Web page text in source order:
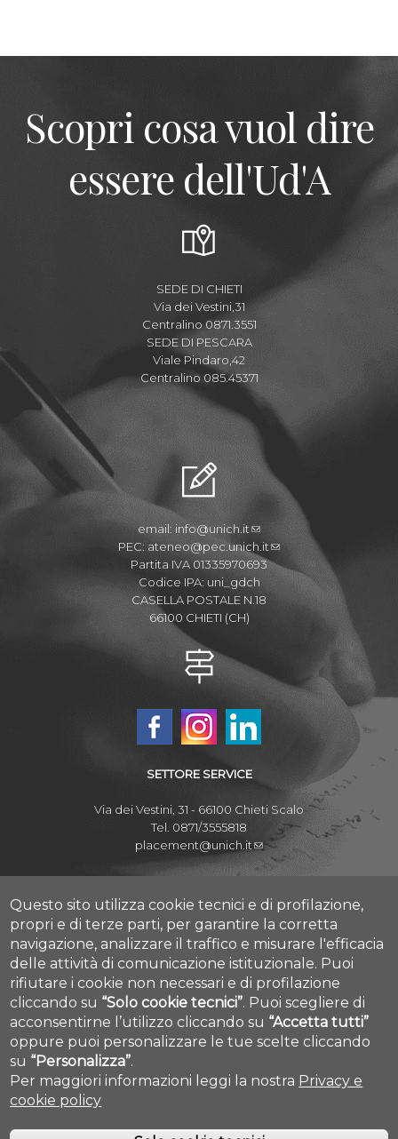
Scopri cosa vuol dire
essere dell'Ud'A
SEDE DI CHIETI
Via dei Vestini,31
Centralino 0871.3551
SEDE DI PESCARA
Viale Pindaro,42
Centralino 085.45371
email: info@unich.it
PEC: ateneo@pec.unich.it
Partita IVA 01335970693
Codice IPA: uni_gdch
CASELLA POSTALE N.18
66100 CHIETI (CH)
SETTORE SERVICE
Via dei Vestini, 31 - 66100 Chieti Scalo
Tel. 0871/3555818
placement@unich.it
Mappa Campus Chieti
Mappa Campus Pescara
Amministrazione Trasparente
Privacy
Contatti
Cookie settings
Questo sito utilizza cookie tecnici e di profilazione,
propri e di terze parti, per garantire la corretta
navigazione, analizzare il traffico e misurare l'efficacia
delle attività di comunicazione istituzionale. Puoi
rifiutare i cookie non necessari e di profilazione
cliccando su “Solo cookie tecnici”. Puoi scegliere di
acconsentirne l’utilizzo cliccando su “Accetta tutti”
oppure puoi personalizzare le tue scelte cliccando
su “Personalizza”.
Per maggiori informazioni leggi la nostra Privacy e
cookie policy